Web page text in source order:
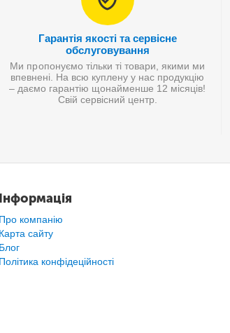
Гарантія якості та сервісне
обслуговування
Ми пропонуємо тільки ті товари, якими ми
впевнені. На всю куплену у нас продукцію
– даємо гарантію щонайменше 12 місяців!
Свій сервісний центр.
Інформація
Про компанію
Карта сайту
Блог
Політика конфідеційності